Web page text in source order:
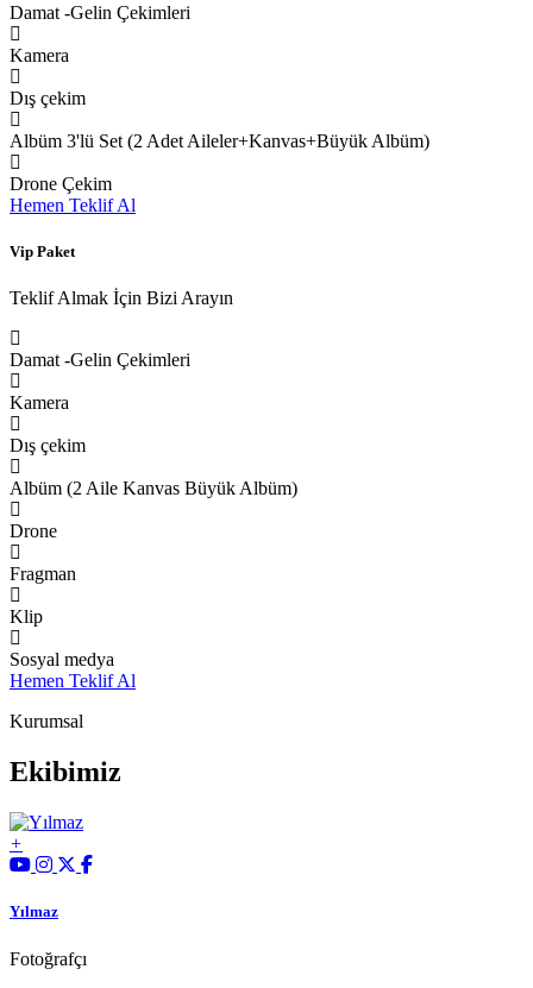
Damat -Gelin Çekimleri
Kamera
Dış çekim
Albüm 3'lü Set (2 Adet Aileler+Kanvas+Büyük Albüm)
Drone Çekim
Hemen Teklif Al
Vip Paket
Teklif Almak İçin Bizi Arayın
Damat -Gelin Çekimleri
Kamera
Dış çekim
Albüm (2 Aile Kanvas Büyük Albüm)
Drone
Fragman
Klip
Sosyal medya
Hemen Teklif Al
Kurumsal
Ekibimiz
Yılmaz
Fotoğrafçı